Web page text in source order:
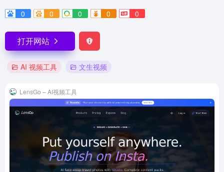
0
0 0 0 0
打开网站
AI 视频工具 文生视频
LensGo – AI视频工具